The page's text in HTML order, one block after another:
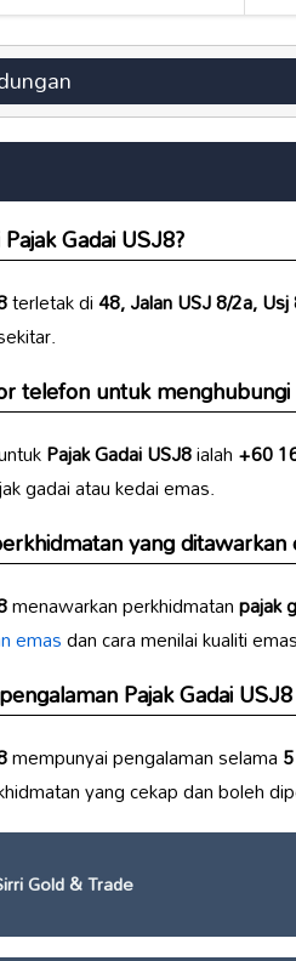
Pajak Gadai USJ8?
terletak di48, Jalan USJ 8/2a,
telefon untuk menghubungi
Pajak Gadai USJ8ialah+60
gadai atau kedai emas.
yang ditawarkan
menawarkan perkhidmatanpajak
emasdan cara menilai kualiti
Pajak Gadai USJ8
mempunyai pengalaman selama
yang cekap dan boleh
Gold & Trade